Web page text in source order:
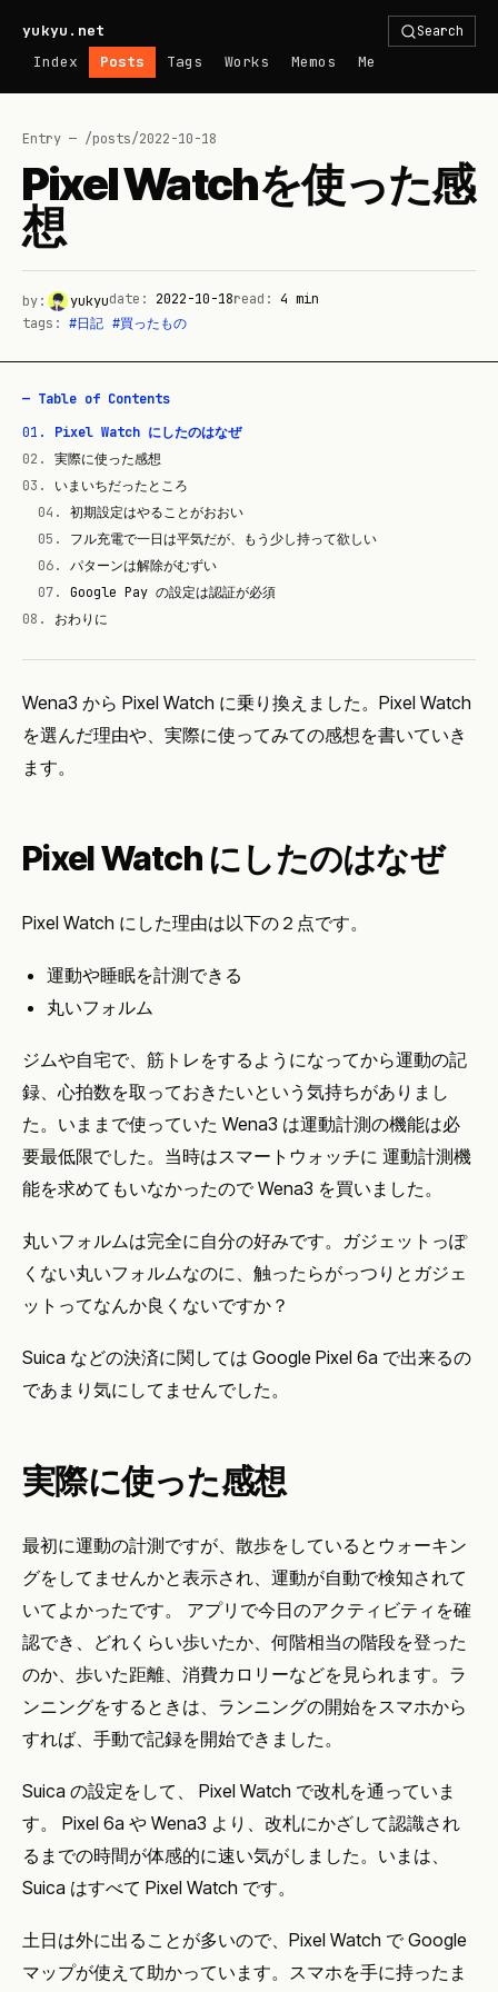
yukyu.net Search
Index Posts Tags Works Memos Me
Entry — /posts/2022-10-18
Pixel Watchを使った感
想
by: yukyudate: 2022-10-18read: 4 min
tags: #日記 #買ったもの
— Table of Contents
01 .
Pixel Watch にしたのはなぜ
02 .
実際に使った感想
03 .
いまいちだったところ
04 .
初期設定はやることがおおい
05 .
フル充電で一日は平気だが、もう少し持って欲しい
06.
パターンは解除がむずい
07.
Google Pay の設定は認証が必須
08 . おわりに
Wena3 から Pixel Watch に乗り換えました。Pixel Watch
を選んだ理由や、実際に使ってみての感想を書いていき
ます。
Pixel Watch にしたのはなぜ
Pixel Watch にした理由は以下の２点です。
運動や睡眠を計測できる
丸いフォルム
ジムや自宅で、筋トレをするようになってから運動の記
録、心拍数を取っておきたいという気持ちがありまし
た。いままで使っていた Wena3 は運動計測の機能は必
要最低限でした。当時はスマートウォッチに 運動計測機
能を求めてもいなかったので Wena3 を買いました。
丸いフォルムは完全に自分の好みです。ガジェットっぽ
くない丸いフォルムなのに、触ったらがっつりとガジェ
ットってなんか良くないですか？
Suica などの決済に関しては Google Pixel 6a で出来るの
であまり気にしてませんでした。
実際に使った感想
最初に運動の計測ですが、散歩をしているとウォーキン
グをしてませんかと表示され、運動が自動で検知されて
いてよかったです。 アプリで今日のアクティビティを確
認でき、どれくらい歩いたか、何階相当の階段を登った
のか、歩いた距離、消費カロリーなどを見られます。ラ
ンニングをするときは、ランニングの開始をスマホから
すれば、手動で記録を開始できました。
Suica の設定をして、 Pixel Watch で改札を通っていま
す。 Pixel 6a や Wena3 より、改札にかざして認識され
るまでの時間が体感的に速い気がしました。いまは、
Suica はすべて Pixel Watch です。
土日は外に出ることが多いので、Pixel Watch で Google
マップが使えて助かっています。スマホを手に持ったま